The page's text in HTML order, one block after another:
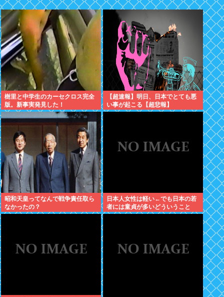
樹里と中学生のカーセクロス完全
版。新事実発見した！
【超速報】明日、日本でとても悪
い事が起こる【超悲報】
昭和天皇ってなんで戦争責任取ら
なかったの？
日本人女性は軽い←でも日本の若
者には童貞が多いどういうこと
や？